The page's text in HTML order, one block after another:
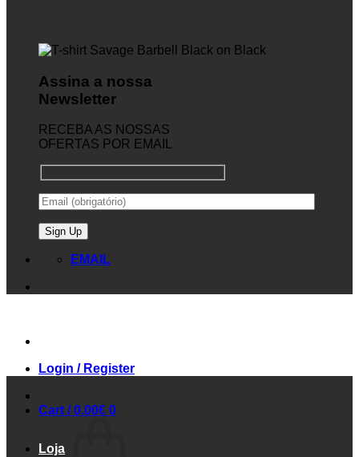
Assina a nossa
Newsletter
RECEBA AS NOSSAS
OFERTAS POR EMAIL
EMAIL
Login / Register
Cart /0.00€ 0
Loja